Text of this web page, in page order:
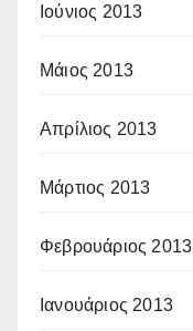
Ιούνιος 2013
Μάιος 2013
Απρίλιος 2013
Μάρτιος 2013
Φεβρουάριος 2013
Ιανουάριος 2013